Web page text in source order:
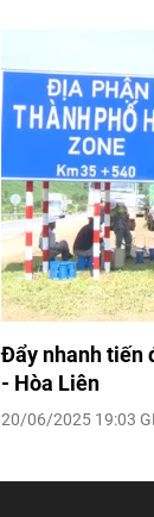
Đẩy nhanh tiến
- Hòa Liên
20/06/2025 19:03